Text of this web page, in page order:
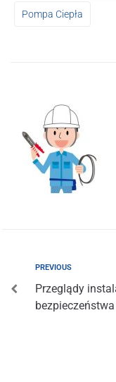
Pompa Ciepła
PREVIOUS
Przeglądy